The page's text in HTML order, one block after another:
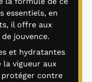
essentiels, en
il offre aux
jouvence.
et hydratantes
vigueur aux
protéger contre